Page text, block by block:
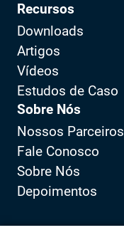
Recursos
Downloads
Artigos
Vídeos
Estudos de Caso
Sobre Nós
Nossos Parceiros
Fale Conosco
Sobre Nós
Depoimentos